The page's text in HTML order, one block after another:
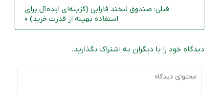
قبلی: صندوق لبخند فارابی (گزینه‌ای ایده‌آل برای
استفاده بهینه از قدرت خرید) »
دیدگاه خود را با دیگران به اشتراک بگذارید.